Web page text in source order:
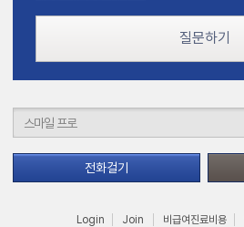
질문하기
전화걸기
Login Join 비급여진료비용